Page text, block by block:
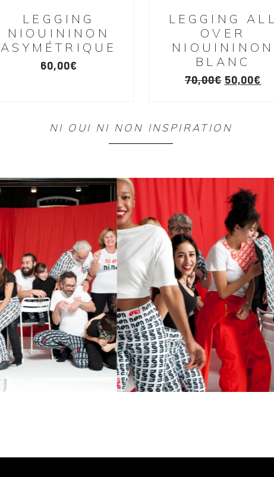
LEGGING
NIOUININON
ASYMÉTRIQUE
60,00€
LEGGING
OVER
NIOUININON
BLANC
70,00€ 50,00€
NI OUI NI NON INSPIRATION